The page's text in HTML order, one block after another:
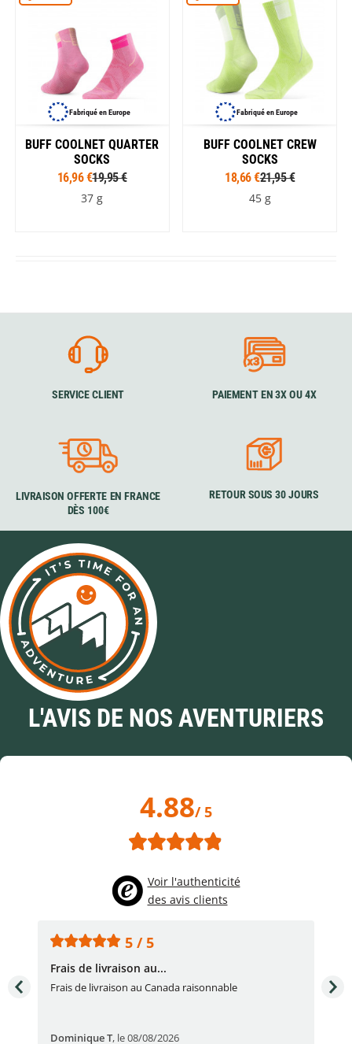
Fabriqué en Europe
BUFF COOLNET QUARTER
SOCKS
16,96 €19,95 €
37 g
Fabriqué en Europe
BUFF COOLNET CREW
SOCKS
18,66 €21,95 €
45 g
SERVICE CLIENT PAIEMENT EN 3X OU 4X
LIVRAISON OFFERTE EN FRANCE
DÈS 100€
RETOUR SOUS 30 JOURS
L'AVIS DE NOS AVENTURIERS
4.88/ 5
Voir l'authenticité
des avis clients
5 / 5
Frais de livraison au...
Frais de livraison au Canada raisonnable
Dominique T, le 08/08/2026